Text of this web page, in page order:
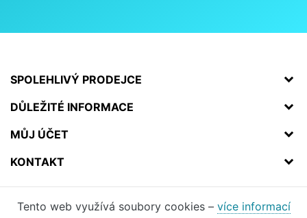
SPOLEHLIVÝ PRODEJCE
DŮLEŽITÉ INFORMACE
MŮJ ÚČET
KONTAKT
Tento web využívá soubory cookies – více informací